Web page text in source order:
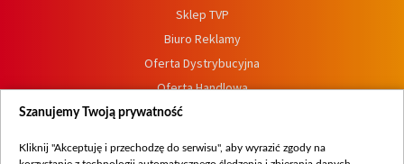
Sklep TVP
Biuro Reklamy
Oferta Dystrybucyjna
Oferta Handlowa
Dostępność
Procedura zgłoszeń wewnętrznych
Szanujemy Twoją prywatność
Kliknij "Akceptuję i przechodzę do serwisu", aby wyrazić zgody na